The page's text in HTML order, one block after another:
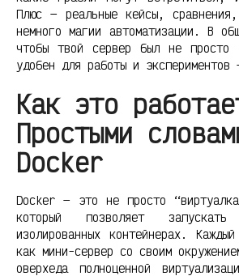
Плюс — реальные кейсы,
немного магии автоматизации. В
чтобы твой сервер был не просто
удобен для работы и экспериментов
Как это
Простыми
Docker
Docker — это не просто
который позволяет
изолированных контейнерах.
как мини-сервер со своим
оверхеда полноценной